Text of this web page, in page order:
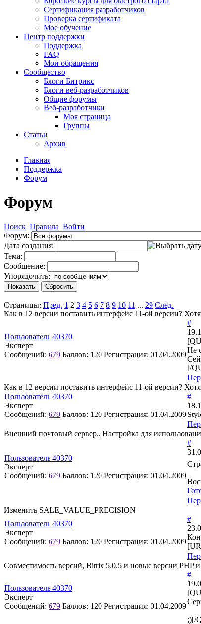
Сертификация разработчиков
Проверка сертификата
Мое обучение
Центр поддержки
Поддержка
FAQ
Мои обращения
Сообщество
Блоги Битрикс
Блоги веб-разработчиков
Общие форумы
Веб-разработчики
Моя страница
Группы
Статьи
Архив
Главная
Поддержка
Форум
Форум
Поиск Правила Войти
Форум:
Дата создания:
Тема:
Сообщение:
Упорядочить:
Страницы: Пред. 1 2 3 4 5 6 7 8 9 10 11 ... 29 След.
Как в 12 версии поставить интерфейс 11-ой версии?
Пользователь 40370
Эксперт
Сообщений: 679 Баллов: 120 Регистрация: 01.04.2009
#
Не
[/
Как в 12 версии поставить интерфейс 11-ой версии?
Пользователь 40370
Эксперт
Сообщений: 679 Баллов: 120 Регистрация: 01.04.2009
#
Внешний почтовый сервер., Настройка для
Пользователь 40370
Эксперт
Сообщений: 679 Баллов: 120 Регистрация: 01.04.2009
#
Изменить SALE_VALUE_PRECISION
Пользователь 40370
Эксперт
Сообщений: 679 Баллов: 120 Регистрация: 01.04.2009
#
Совместимость версий, Bitrix 5.0.5 и новые версии PHP
Пользователь 40370
Эксперт
Сообщений: 679 Баллов: 120 Регистрация: 01.04.2009
#
;)[/